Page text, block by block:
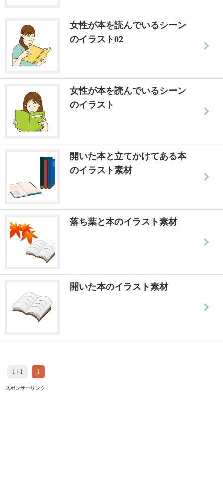
女性が本を読んでいるシーン
のイラスト02
女性が本を読んでいるシーン
のイラスト
開いた本と立てかけてある本
のイラスト素材
落ち葉と本のイラスト素材
開いた本のイラスト素材
1 / 1 1
スポンサーリンク